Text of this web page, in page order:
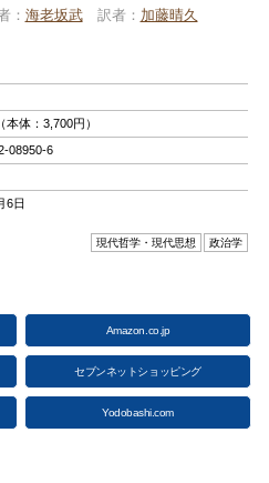
海老坂武 訳者 加藤晴久
本体：3,700円）
08950-6
6日
現代哲学・現代思想 政治学
Amazon.co.jp
セブンネットショッピング
Yodobashi.com